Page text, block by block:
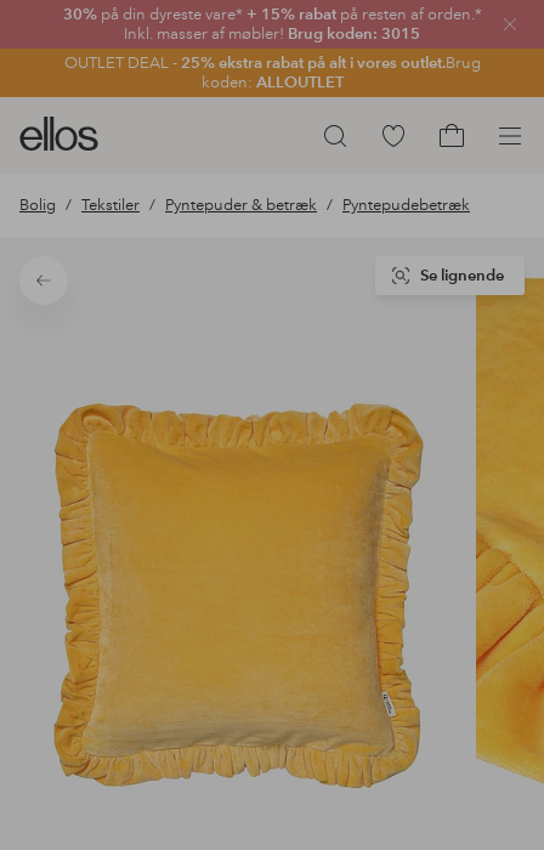
30% på din dyreste vare* + 15% rabatpå resten af orden.*
Inkl. masser af møbler! Brug koden: 3015
OUTLET DEAL - 25% ekstra rabat på alt i vores outlet.Brug
koden: ALLOUTLET
Luk
Søg
Ellos
logo
gå
forsiden
Gå
favoritmarkerede
produkter
Bolig Tekstiler Pyntepuder & betræk Pyntepudebetræk
Tilbage
Se lignende